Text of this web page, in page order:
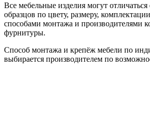
Все мебельные изделия могут
образцов по цвету, размеру,
способами монтажа и производителями
фурнитуры.
Способ монтажа и крепёж мебели по
выбирается производителем по